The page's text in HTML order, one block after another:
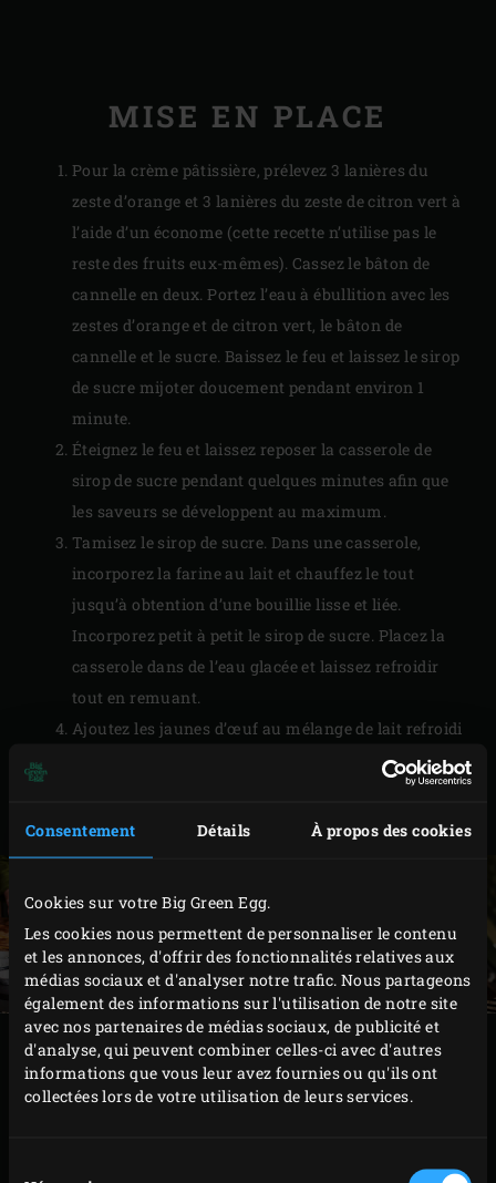
Consentement Détails À propos des cookies
Cookies sur votre Big Green Egg.
Les cookies nous permettent de personnaliser le contenu
et les annonces, d'offrir des fonctionnalités relatives aux
médias sociaux et d'analyser notre trafic. Nous partageons
également des informations sur l'utilisation de notre site
avec nos partenaires de médias sociaux, de publicité et
d'analyse, qui peuvent combiner celles-ci avec d'autres
informations que vous leur avez fournies ou qu'ils ont
collectées lors de votre utilisation de leurs services.
MISE EN PLACE
Pour la crème pâtissière, prélevez 3 lanières du
zeste d’orange et 3 lanières du zeste de citron vert à
l’aide d’un économe (cette recette n’utilise pas le
reste des fruits eux-mêmes). Cassez le bâton de
cannelle en deux. Portez l’eau à ébullition avec les
zestes d’orange et de citron vert, le bâton de
cannelle et le sucre. Baissez le feu et laissez le sirop
de sucre mijoter doucement pendant environ 1
minute.
Éteignez le feu et laissez reposer la casserole de
sirop de sucre pendant quelques minutes afin que
les saveurs se développent au maximum.
Tamisez le sirop de sucre. Dans une casserole,
incorporez la farine au lait et chauffez le tout
jusqu’à obtention d’une bouillie lisse et liée.
Incorporez petit à petit le sirop de sucre. Placez la
casserole dans de l’eau glacée et laissez refroidir
tout en remuant.
Ajoutez les jaunes d’œuf au mélange de lait refroidi
puis versez cette crème au travers d’une passoire.
Laissez reposer la crème à couvert au réfrigérateur
pendant 24 heures.
PRÉPARATION
Allumez le charbon de boisdans le Big Green Egg et
en